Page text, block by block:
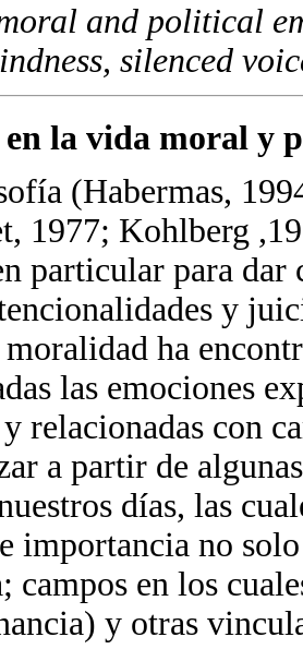
and political
silenced
en la vida moral y
(Habermas,
1977; Kohlberg
particular para
y
ha
las emociones
relacionadas con
a partir de
días, las
importancia no
campos en los
y otras